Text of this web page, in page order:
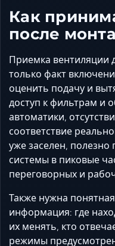
Как
после
Приемка вентиляции
только факт
оценить подачу и
доступ к фильтрам и
автоматики,
соответствие
уже заселен,
системы в пиковые
переговорных и
Также нужна
информация: где
их менять, кто
режимы